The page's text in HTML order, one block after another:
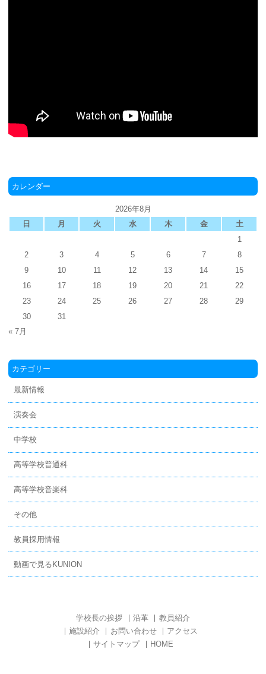
カレンダー
2026年8月
日
月 火 水 木 金
土
1
2
3 4 5 6 7
8
9
10 11 12 13 14
15
16
17 18 19 20 21
22
23
24 25 26 27 28
29
30
31
« 7月
カテゴリー
最新情報
演奏会
中学校
高等学校普通科
高等学校音楽科
その他
教員採用情報
動画で見るKUNION
学校長の挨拶 沿革
教員紹介
施設紹介
お問い合わせ
アクセス
サイトマップ
HOME